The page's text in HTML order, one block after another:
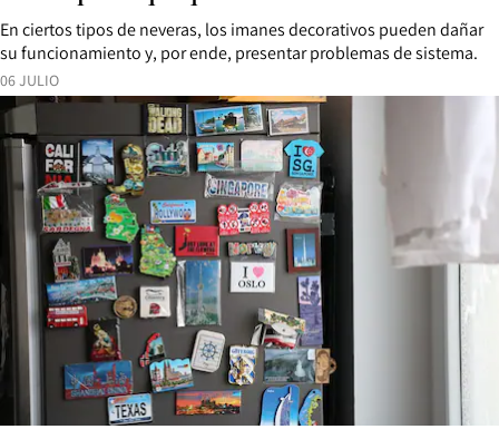
06 JULIO
En ciertos tipos de neveras, los imanes decorativos pueden dañar
su funcionamiento y, por ende, presentar problemas de sistema.